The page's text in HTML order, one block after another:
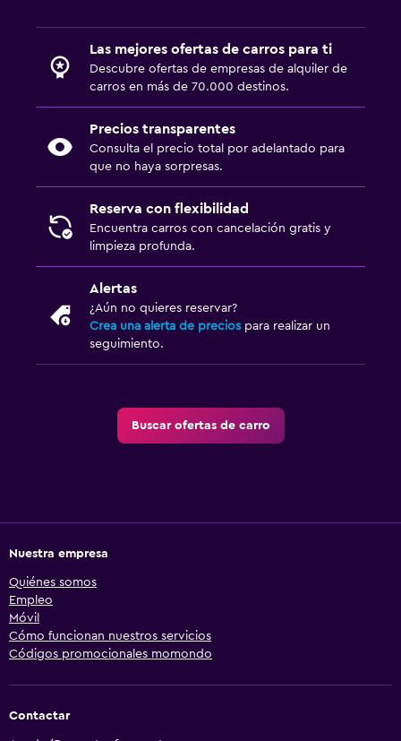
Las mejores ofertas de carros para ti
Descubre ofertas de empresas de alquiler de
carros en más de 70.000 destinos.
Precios transparentes
Consulta el precio total por adelantado para
que no haya sorpresas.
Reserva con flexibilidad
Encuentra carros con cancelación gratis y
limpieza profunda.
Alertas
¿Aún no quieres reservar?
Crea una alerta de precios para realizar un
seguimiento.
Buscar ofertas de carro
Nuestra empresa
Quiénes somos
Empleo
Móvil
Cómo funcionan nuestros servicios
Códigos promocionales momondo
Contactar